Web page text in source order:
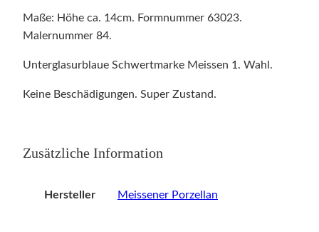
Maße: Höhe ca. 14cm. Formnummer 63023.
Malernummer 84.
Unterglasurblaue Schwertmarke Meissen 1. Wahl.
Keine Beschädigungen. Super Zustand.
Zusätzliche Information
Hersteller Meissener Porzellan